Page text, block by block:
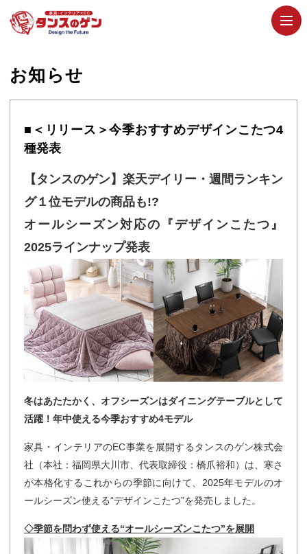
お知らせ
■＜リリース＞今季おすすめデザインこたつ4
種発表
【タンスのゲン】楽天デイリー・週間ランキン
グ１位モデルの商品も!?
オールシーズン対応の『デザインこたつ』
2025ラインナップ発表
冬はあたたかく、オフシーズンはダイニングテーブルとして
活躍！年中使える今季おすすめ4モデル
家具・インテリアのEC事業を展開するタンスのゲン株式会
社（本社：福岡県大川市、代表取締役：橋爪裕和）は、寒さ
が本格化するこれからの季節に向けて、2025年モデルのオ
ールシーズン使える“デザインこたつ”を発売しました。
◇季節を問わず使える“オールシーズンこたつ”を展開